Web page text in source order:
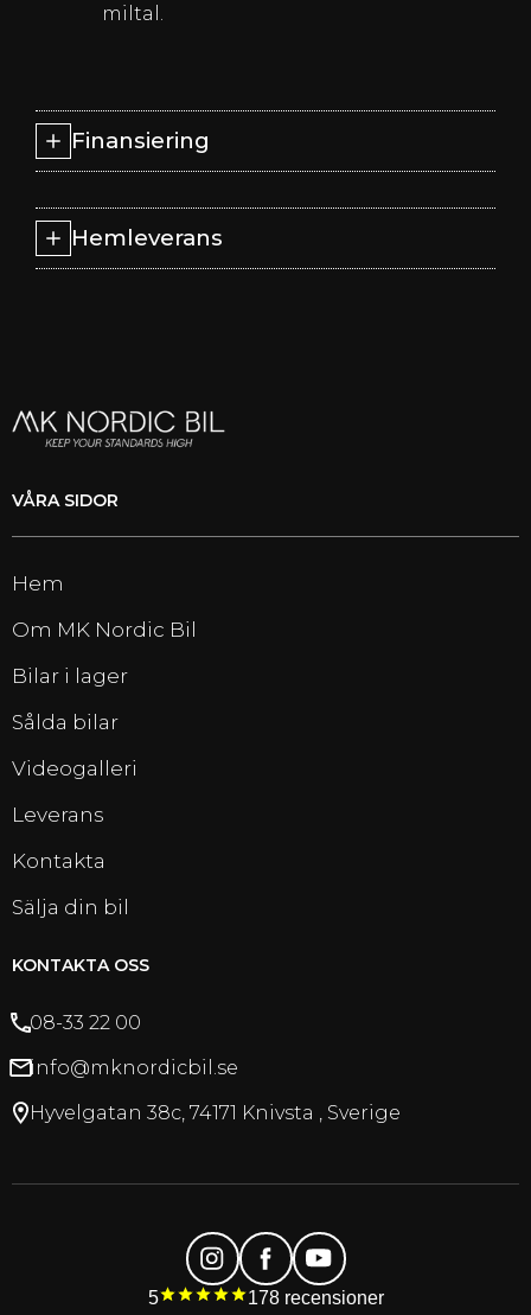
miltal.
Finansiering
Hemleverans
VÅRA SIDOR
Hem
Om MK Nordic Bil
Bilar i lager
Sålda bilar
Videogalleri
Leverans
Kontakta
Sälja din bil
KONTAKTA OSS
08-33 22 00
info@mknordicbil.se
Hyvelgatan 38c, 74171 Knivsta , Sverige
5 178recensioner